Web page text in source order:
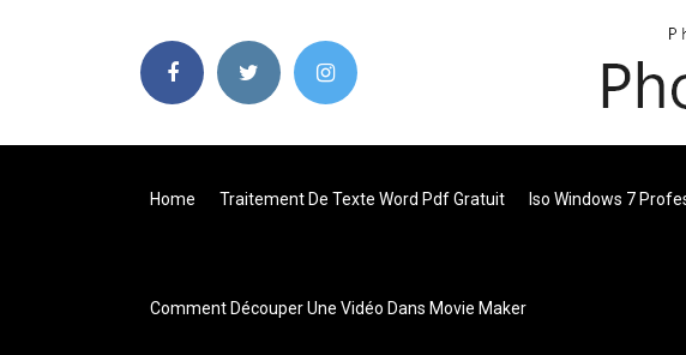
Home Traitement De Texte Word Pdf Gratuit Iso Windows 7
Comment Découper Une Vidéo Dans Movie Maker